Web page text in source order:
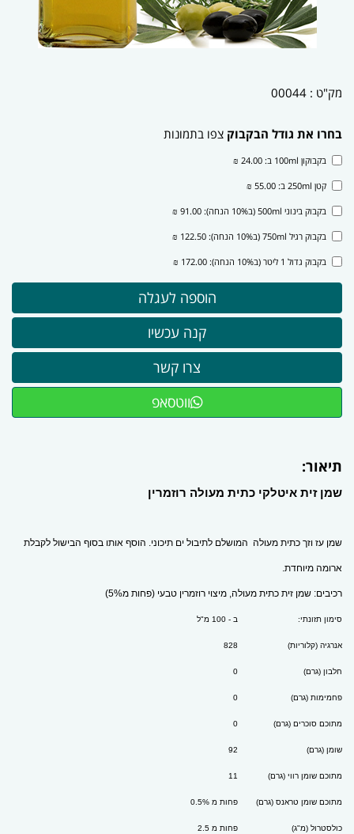
מק"ט : 00044
בחרו את גודל הבקבוק צפו בתמונות
בקבוקון 100ml ב: 24.00 ₪
קטן 250ml ב: 55.00 ₪
בקבוק בינוני 500ml (ב10% הנחה): 91.00 ₪
בקבוק רגיל 750ml (ב10% הנחה): 122.50 ₪
בקבוק גדול 1 ליטר (ב10% הנחה): 172.00 ₪
ווטסאפ
תיאור:
שמן זית איטלקי כתית מעולה רוזמרין
שמן עז וזך כתית מעולה המושלם לתיבול ים תיכוני. הוסף אותו בסוף הבישול לקבלת
ארומה מיוחדת.
רכיבים: שמן זית כתית מעולה, מיצוי רוזמרין טבעי (פחות מ5%)
סימון תזונתי: ב - 100 מ"ל
אנרגיה (קלוריות) 828
חלבון (גרם) 0
פחמימות (גרם) 0
מתוכם סוכרים (גרם) 0
שומן (גרם) 92
מתוכם שומן רווי (גרם) 11
מתוכם שומן טראנס (גרם) פחות מ 0.5%
כולסטרול (מ"ג) פחות מ 2.5